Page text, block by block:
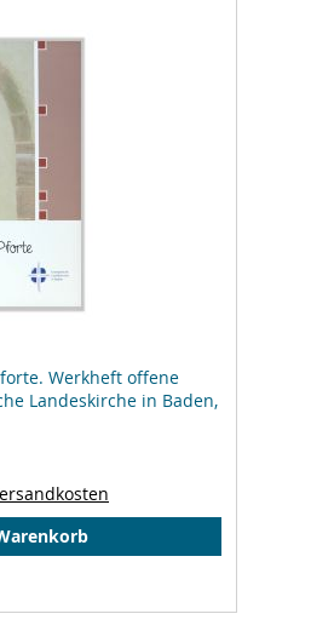
Werkheft offene
Landeskirche in Baden,